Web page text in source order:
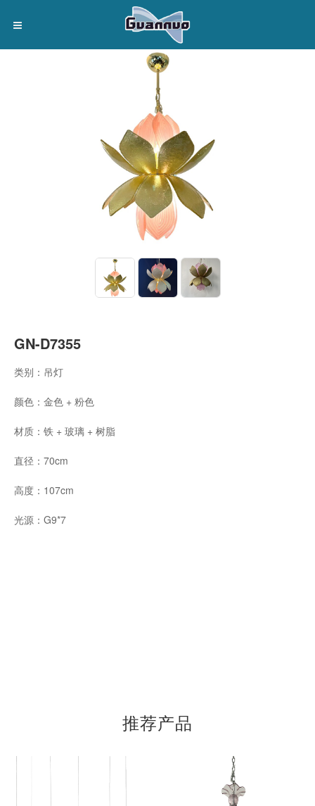
GN-D7355
类别：吊灯
颜色：金色 + 粉色
材质：铁 + 玻璃 + 树脂
直径：70cm
高度：107cm
光源：G9*7
推荐产品